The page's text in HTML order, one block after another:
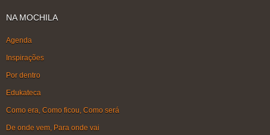
NA MOCHILA
Agenda
Inspirações
Por dentro
Edukateca
Como era, Como ficou, Como será
De onde vem, Para onde vai